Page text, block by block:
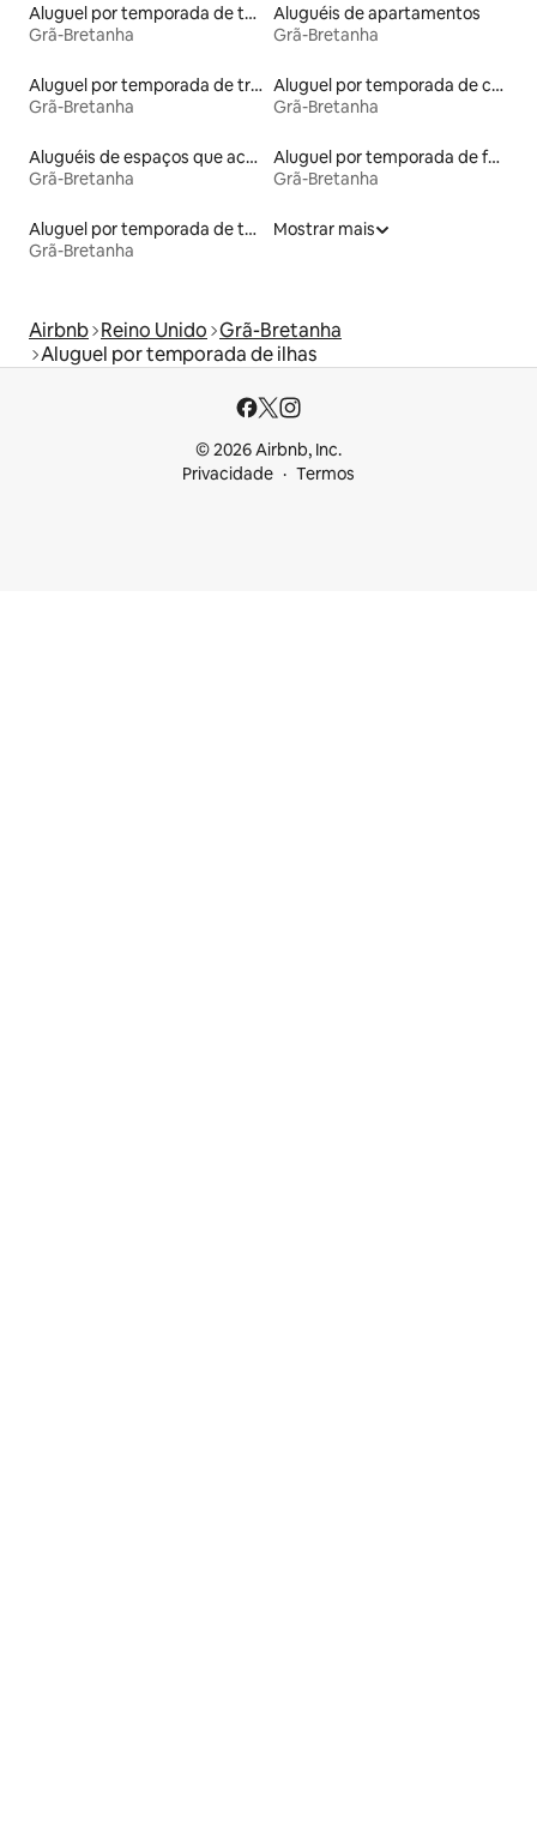
Aluguel por temporada de tendas tipi
Grã-Bretanha
Aluguéis de apartamentos
Grã-Bretanha
Aluguel por temporada de trailers
Grã-Bretanha
Aluguel por temporada de cabanas de pastor
Grã-Bretanha
Aluguéis de espaços que aceitam animais de estimação
Grã-Bretanha
Aluguel por temporada de faróis
Grã-Bretanha
Aluguel por temporada de townhouses
Grã-Bretanha
Mostrar mais
Airbnb Reino Unido Grã-Bretanha
Aluguel por temporada de ilhas
© 2026 Airbnb, Inc.
Privacidade
Termos